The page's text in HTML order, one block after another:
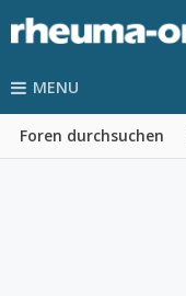
MENU
Foren durchsuchen